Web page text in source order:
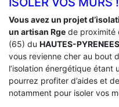
Vous avez un projet
un artisan Rge de proximité
(65) du HAUTES-PYRENEES
vous revienne cher au bout
l’isolation énergétique étant
pourrez profiter d’aides et
notamment pour isoler vos